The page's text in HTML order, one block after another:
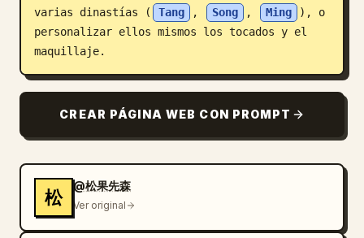
varias dinastías (
Tang , Song , Ming
), o
personalizar ellos mismos los tocados y el
maquillaje.
CREAR PÁGINA WEB CON PROMPT
松
@松果先森
Ver original